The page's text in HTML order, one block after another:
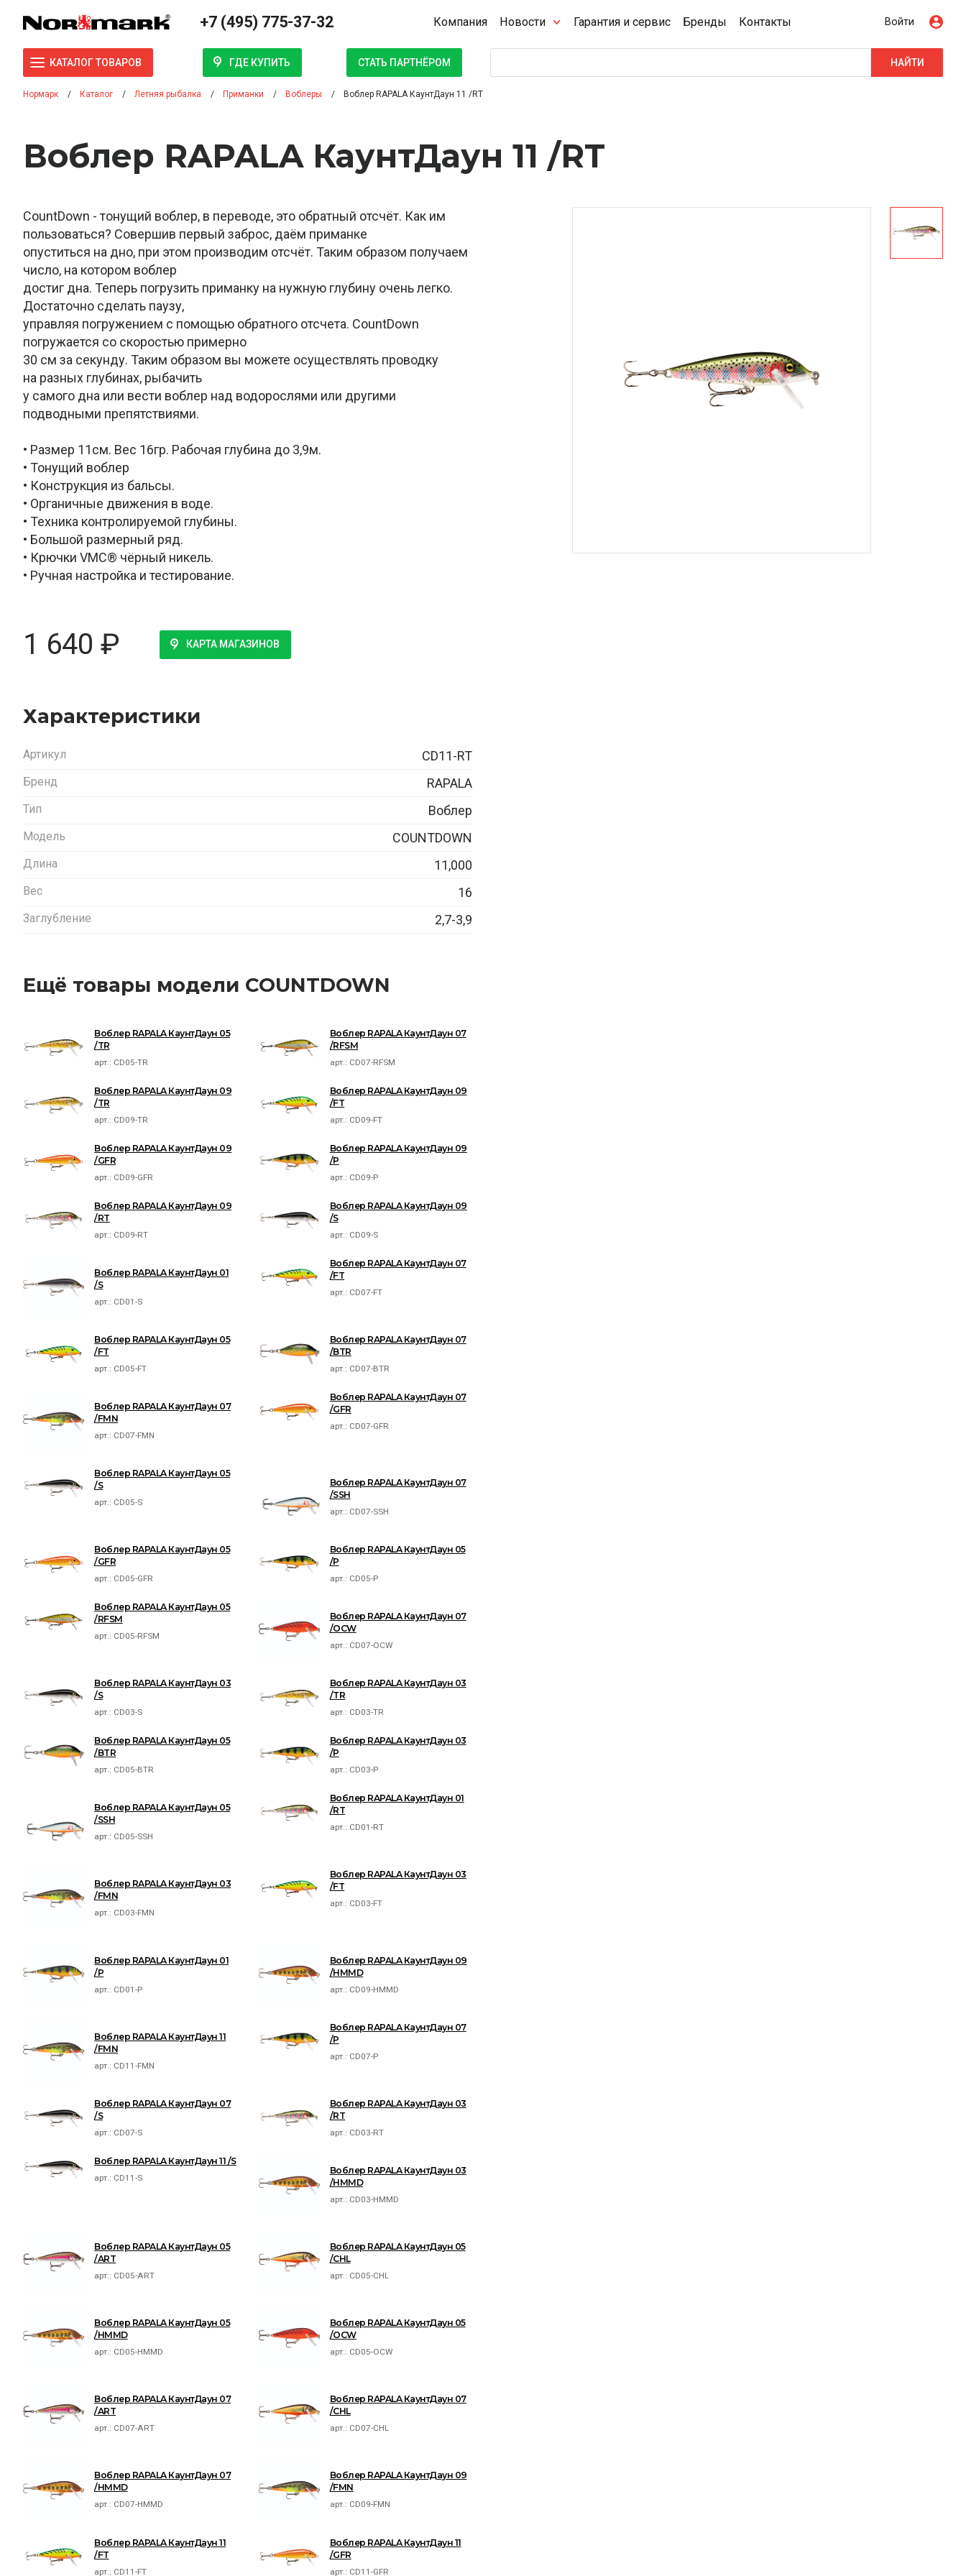
+7 (495) 775-37-32 Компания Новости Гарантия и сервис Бренды Контакты Войти
КАТАЛОГ ТОВАРОВ ГДЕ КУПИТЬ СТАТЬ ПАРТНЁРОМ НАЙТИ
Нормарк Каталог Летняя рыбалка Приманки Воблеры Воблер RAPALA КаунтДаун 11 /RT
Воблер RAPALA КаунтДаун 11 /RT
CountDown - тонущий воблер, в переводе, это обратный отсчёт. Как им
пользоваться? Совершив первый заброс, даём приманке
опуститься на дно, при этом производим отсчёт. Таким образом получаем
число, на котором воблер
достиг дна. Теперь погрузить приманку на нужную глубину очень легко.
Достаточно сделать паузу,
управляя погружением с помощью обратного отсчета. CountDown
погружается со скоростью примерно
30 см за секунду. Таким образом вы можете осуществлять проводку
на разных глубинах, рыбачить
у самого дна или вести воблер над водорослями или другими
подводными препятствиями.
• Размер 11см. Вес 16гр. Рабочая глубина до 3,9м.
• Тонущий воблер
• Конструкция из бальсы.
• Органичные движения в воде.
• Техника контролируемой глубины.
• Большой размерный ряд.
• Крючки VMC® чёрный никель.
• Ручная настройка и тестирование.
1 640 ₽ КАРТА МАГАЗИНОВ
Характеристики
Артикул CD11-RT
Бренд RAPALA
Тип Воблер
Модель COUNTDOWN
Длина 11,000
Вес 16
Заглубление 2,7-3,9
Ещё товары модели COUNTDOWN
Воблер RAPALA КаунтДаун 05
/TR
арт.: CD05-TR
Воблер RAPALA КаунтДаун 07
/RFSM
арт.: CD07-RFSM
Воблер RAPALA КаунтДаун 09
/TR
арт.: CD09-TR
Воблер RAPALA КаунтДаун 09
/FT
арт.: CD09-FT
Воблер RAPALA КаунтДаун 09
/GFR
арт.: CD09-GFR
Воблер RAPALA КаунтДаун 09
/P
арт.: CD09-P
Воблер RAPALA КаунтДаун 09
/RT
арт.: CD09-RT
Воблер RAPALA КаунтДаун 09
/S
арт.: CD09-S
Воблер RAPALA КаунтДаун 01
/S
арт.: CD01-S
Воблер RAPALA КаунтДаун 07
/FT
арт.: CD07-FT
Воблер RAPALA КаунтДаун 05
/FT
арт.: CD05-FT
Воблер RAPALA КаунтДаун 07
/BTR
арт.: CD07-BTR
Воблер RAPALA КаунтДаун 07
/FMN
арт.: CD07-FMN
Воблер RAPALA КаунтДаун 07
/GFR
арт.: CD07-GFR
Воблер RAPALA КаунтДаун 05
/S
арт.: CD05-S
Воблер RAPALA КаунтДаун 07
/SSH
арт.: CD07-SSH
Воблер RAPALA КаунтДаун 05
/GFR
арт.: CD05-GFR
Воблер RAPALA КаунтДаун 05
/P
арт.: CD05-P
Воблер RAPALA КаунтДаун 05
/RFSM
арт.: CD05-RFSM
Воблер RAPALA КаунтДаун 07
/OCW
арт.: CD07-OCW
Воблер RAPALA КаунтДаун 03
/S
арт.: CD03-S
Воблер RAPALA КаунтДаун 03
/TR
арт.: CD03-TR
Воблер RAPALA КаунтДаун 05
/BTR
арт.: CD05-BTR
Воблер RAPALA КаунтДаун 03
/P
арт.: CD03-P
Воблер RAPALA КаунтДаун 05
/SSH
арт.: CD05-SSH
Воблер RAPALA КаунтДаун 01
/RT
арт.: CD01-RT
Воблер RAPALA КаунтДаун 03
/FMN
арт.: CD03-FMN
Воблер RAPALA КаунтДаун 03
/FT
арт.: CD03-FT
Воблер RAPALA КаунтДаун 01
/P
арт.: CD01-P
Воблер RAPALA КаунтДаун 09
/HMMD
арт.: CD09-HMMD
Воблер RAPALA КаунтДаун 11
/FMN
арт.: CD11-FMN
Воблер RAPALA КаунтДаун 07
/P
арт.: CD07-P
Воблер RAPALA КаунтДаун 07
/S
арт.: CD07-S
Воблер RAPALA КаунтДаун 03
/RT
арт.: CD03-RT
Воблер RAPALA КаунтДаун 11 /S
арт.: CD11-S
Воблер RAPALA КаунтДаун 03
/HMMD
арт.: CD03-HMMD
Воблер RAPALA КаунтДаун 05
/ART
арт.: CD05-ART
Воблер RAPALA КаунтДаун 05
/CHL
арт.: CD05-CHL
Воблер RAPALA КаунтДаун 05
/HMMD
арт.: CD05-HMMD
Воблер RAPALA КаунтДаун 05
/OCW
арт.: CD05-OCW
Воблер RAPALA КаунтДаун 07
/ART
арт.: CD07-ART
Воблер RAPALA КаунтДаун 07
/CHL
арт.: CD07-CHL
Воблер RAPALA КаунтДаун 07
/HMMD
арт.: CD07-HMMD
Воблер RAPALA КаунтДаун 09
/FMN
арт.: CD09-FMN
Воблер RAPALA КаунтДаун 11
/FT
арт.: CD11-FT
Воблер RAPALA КаунтДаун 11
/GFR
арт.: CD11-GFR